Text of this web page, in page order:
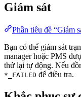
Giám sát
Phần tiêu đề “Giám
Bạn có thể giám sát
manager hoặc PMS
thử lại tự động. Nếu
*_FAILED để điều tra.